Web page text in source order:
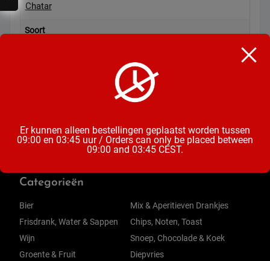
Chatar
Soort
Categorieën
Bier
Frisdrank, Water & Sappen
Wijn
Groente & Fruit
Mix & Aperitieven Drankjes
Chips, Noten, Toast
Snoep, Chocolade & Koek
Diepvries
Er kunnen alleen bestellingen geplaatst worden tussen
09:00 en 03:45 uur / Orders can only be placed between
09:00 and 03:45 CEST.